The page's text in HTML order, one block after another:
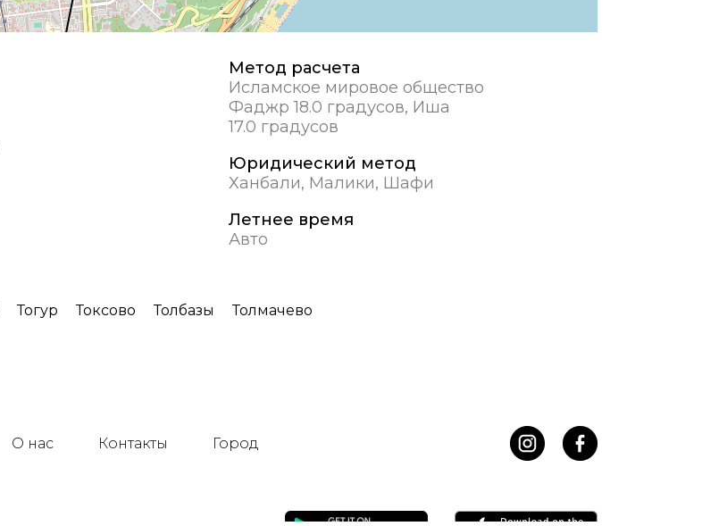
Метод расчета
Исламское мировое общество
Фаджр 18.0 градусов, Иша
17.0 градусов
Юридический метод
Ханбали, Малики, Шафи
Летнее время
Авто
Тогур Токсово Толбазы Толмачево
О нас Контакты Город